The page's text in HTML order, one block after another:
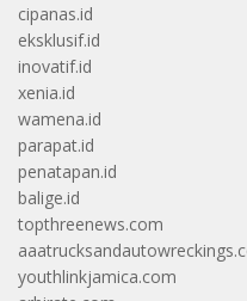
cipanas.id
eksklusif.id
inovatif.id
xenia.id
wamena.id
parapat.id
penatapan.id
balige.id
topthreenews.com
youthlinkjamica.com